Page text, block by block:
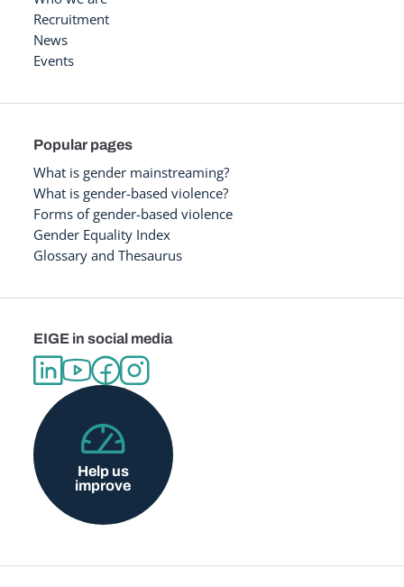
Recruitment
News
Events
Popular pages
What is gender mainstreaming?
What is gender-based violence?
Forms of gender-based violence
Gender Equality Index
Glossary and Thesaurus
EIGE in social media
Help us
improve